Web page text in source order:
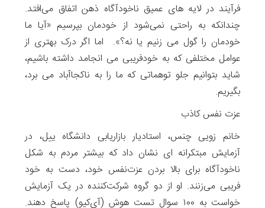
فرآیند در لایه های عمیق ناخودآگاه ذهن اتفاق می‌افتد.
چندانکه به راحتی نمی‌شود از خودمان بپرسیم «آیا ما
خودمان را گول می زنیم یا نه؟». اما اگر درک بهتری از
عوامل مختلفی که به خودفریبی می انجامد داشته باشیم،
شاید بتوانیم جلو توهماتی که ما را به ناکجاآباد می برد،
بگیریم.
عزت نفس کاذب
خانم زویی چنس، استادیار بازاریابی دانشگاه ییل، در
آزمایش مبتکرانه ای نشان داد که بیشتر مردم به شکل
ناخودآگاه برای بالا بردن عزت‌نفس خود، دست به خود
فریبی می‌زنند. او از دو گروه شرکت‌کننده در یک آزمایش
خواست به ۱۰۰ سوال تست هوش (آی‌کیو) پاسخ دهند.